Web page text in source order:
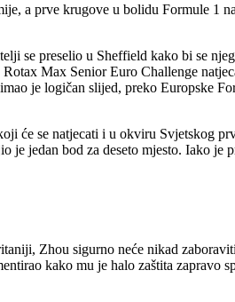
a prve krugove u bolidu Formule 1
se preselio u Sheffield kako bi se
Max Senior Euro Challenge
je logičan slijed, preko Europske
će se natjecati i u okviru Svjetskog
jedan bod za deseto mjesto. Iako je
Zhou sigurno neće nikad
kako mu je halo zaštita zapravo